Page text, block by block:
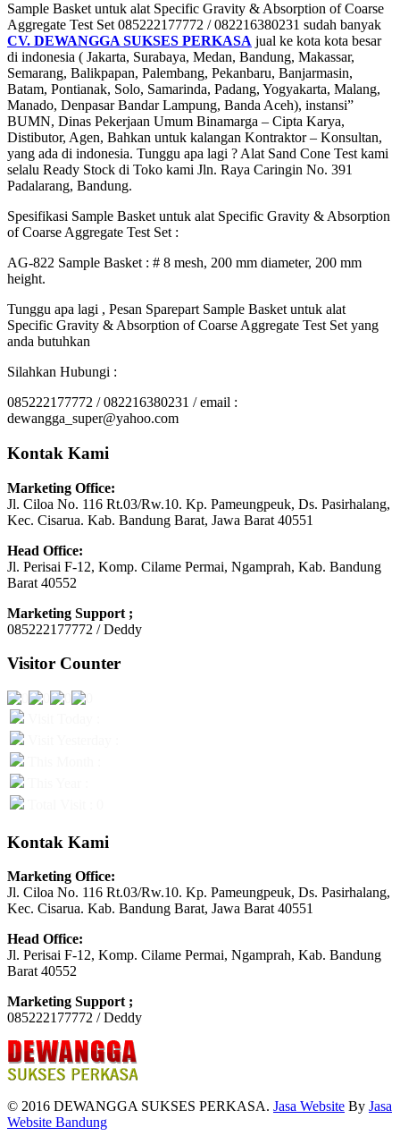
Sample Basket untuk alat Specific Gravity & Absorption of Coarse
Aggregate Test Set 085222177772 / 082216380231 sudah banyak
CV. DEWANGGA SUKSES PERKASA jual ke kota kota besar
di indonesia ( Jakarta, Surabaya, Medan, Bandung, Makassar,
Semarang, Balikpapan, Palembang, Pekanbaru, Banjarmasin,
Batam, Pontianak, Solo, Samarinda, Padang, Yogyakarta, Malang,
Manado, Denpasar Bandar Lampung, Banda Aceh), instansi”
BUMN, Dinas Pekerjaan Umum Binamarga – Cipta Karya,
Distibutor, Agen, Bahkan untuk kalangan Kontraktor – Konsultan,
yang ada di indonesia. Tunggu apa lagi ? Alat Sand Cone Test kami
selalu Ready Stock di Toko kami Jln. Raya Caringin No. 391
Padalarang, Bandung.
Spesifikasi Sample Basket untuk alat Specific Gravity & Absorption
of Coarse Aggregate Test Set :
AG-822 Sample Basket : # 8 mesh, 200 mm diameter, 200 mm
height.
Tunggu apa lagi , Pesan Sparepart Sample Basket untuk alat
Specific Gravity & Absorption of Coarse Aggregate Test Set yang
anda butuhkan
Silahkan Hubungi :
085222177772 / 082216380231 / email :
dewangga_super@yahoo.com
Kontak Kami
Marketing Office:
Jl. Ciloa No. 116 Rt.03/Rw.10. Kp. Pameungpeuk, Ds. Pasirhalang,
Kec. Cisarua. Kab. Bandung Barat, Jawa Barat 40551
Head Office:
Jl. Perisai F-12, Komp. Cilame Permai, Ngamprah, Kab. Bandung
Barat 40552
Marketing Support ;
085222177772 / Deddy
Visitor Counter
Kontak Kami
Marketing Office:
Jl. Ciloa No. 116 Rt.03/Rw.10. Kp. Pameungpeuk, Ds. Pasirhalang,
Kec. Cisarua. Kab. Bandung Barat, Jawa Barat 40551
Head Office:
Jl. Perisai F-12, Komp. Cilame Permai, Ngamprah, Kab. Bandung
Barat 40552
Marketing Support ;
085222177772 / Deddy
© 2016 DEWANGGA SUKSES PERKASA. Jasa Website By Jasa
Website Bandung